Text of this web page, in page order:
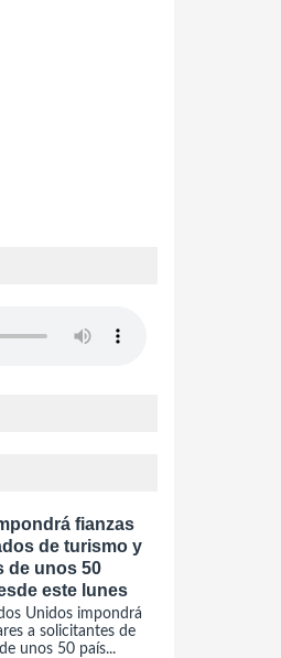
fianzas
de turismo y
de unos 50
este lunes
Unidos impondrá
a solicitantes de
unos 50 país...